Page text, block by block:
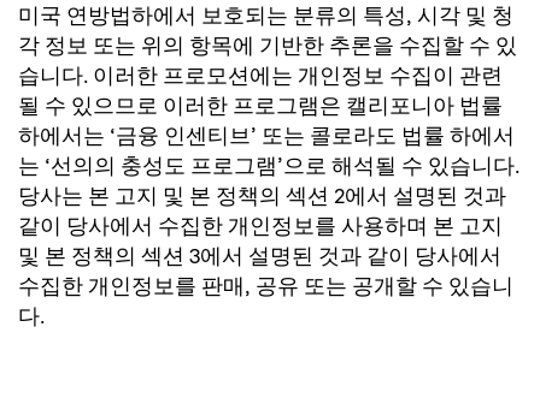
미국 연방법하에서 보호되는 분류의 특성, 시각 및 청
각 정보 또는 위의 항목에 기반한 추론을 수집할 수 있
습니다. 이러한 프로모션에는 개인정보 수집이 관련
될 수 있으므로 이러한 프로그램은 캘리포니아 법률
하에서는 ‘금융 인센티브’ 또는 콜로라도 법률 하에서
는 ‘선의의 충성도 프로그램’으로 해석될 수 있습니다.
당사는 본 고지 및 본 정책의 섹션 2에서 설명된 것과
같이 당사에서 수집한 개인정보를 사용하며 본 고지
및 본 정책의 섹션 3에서 설명된 것과 같이 당사에서
수집한 개인정보를 판매, 공유 또는 공개할 수 있습니
다.